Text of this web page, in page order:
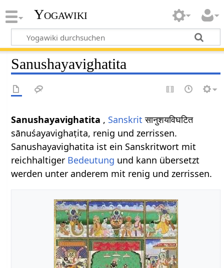
Yogawiki
Sanushayavighatita
Sanushayavighatita , Sanskrit सानुशयविघटित
sānuśayavighaṭita, renig und zerrissen.
Sanushayavighatita ist ein Sanskritwort mit
reichhaltiger Bedeutung und kann übersetzt
werden unter anderem mit renig und zerrissen.